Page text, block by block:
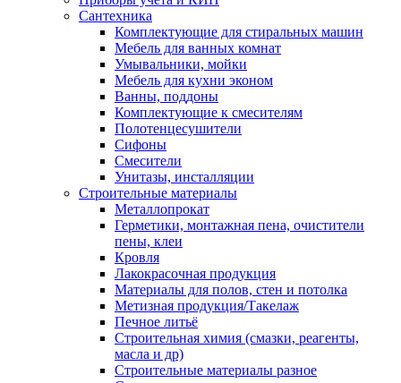
Сантехника
Комплектующие для стиральных машин
Мебель для ванных комнат
Умывальники, мойки
Мебель для кухни эконом
Ванны, поддоны
Комплектующие к смесителям
Полотенцесушители
Сифоны
Смесители
Унитазы, инсталляции
Строительные материалы
Металлопрокат
Герметики, монтажная пена, очистители
пены, клеи
Кровля
Лакокрасочная продукция
Материалы для полов, стен и потолка
Метизная продукция/Такелаж
Печное литьё
Строительная химия (смазки, реагенты,
масла и др)
Строительные материалы разное